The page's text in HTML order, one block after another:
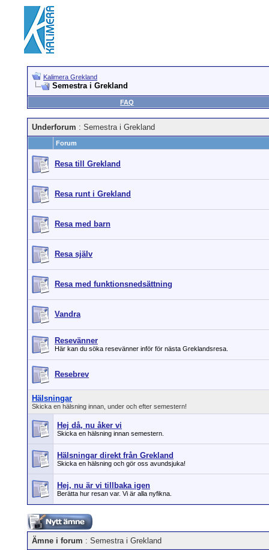
Kalimera Grekland
Semestra i Grekland
FAQ
Underforum : Semestra i Grekland
Forum
Resa till Grekland
Resa runt i Grekland
Resa med barn
Resa själv
Resa med funktionsnedsättning
Vandra
Resevänner
Här kan du söka resevänner inför för nästa Greklandsresa.
Resebrev
Hälsningar
Skicka en hälsning innan, under och efter semestern!
Hej då, nu åker vi
Skicka en hälsning innan semestern.
Hälsningar direkt från Grekland
Skicka en hälsning och gör oss avundsjuka!
Hej, nu är vi tillbaka igen
Berätta hur resan var. Vi är alla nyfikna.
Ämne i forum : Semestra i Grekland